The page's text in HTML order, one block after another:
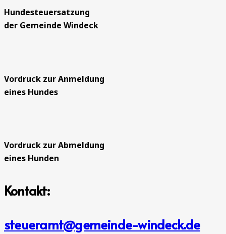
Hundesteuersatzung
der Gemeinde Windeck
Vordruck zur Anmeldung
eines Hundes
Vordruck zur Abmeldung
eines Hunden
Kontakt:
steueramt@gemeinde-windeck.de